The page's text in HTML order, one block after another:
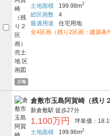
土地
土地面積
199.98m2
総区画数
4
最適用途
住宅用地
全4区画（残り2区画：建築条
倉敷市玉島阿賀崎（残り
新倉敷駅 徒歩27分
1,100万円
坪単価：
土地面積
199.96m2